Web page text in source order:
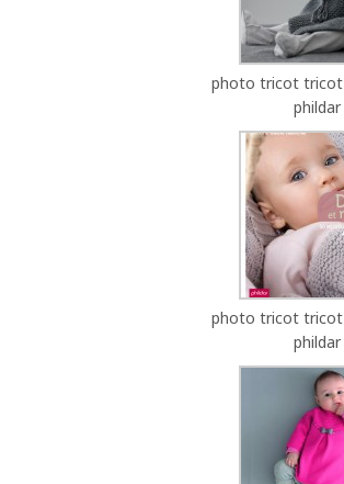
photo tricot
phildar
photo tricot
phildar